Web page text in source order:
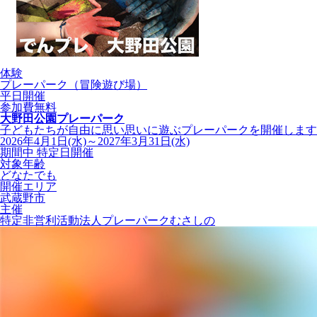
体験
プレーパーク（冒険遊び場）
平日開催
参加費無料
大野田公園プレーパーク
子どもたちが自由に思い思いに遊ぶプレーパークを開催しま
2026年4月1日(水)～2027年3月31日(水)
期間中 特定日開催
対象年齢
どなたでも
開催エリア
武蔵野市
主催
特定非営利活動法人プレーパークむさしの